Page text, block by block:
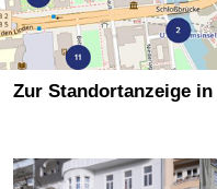
Zur Standortanzeige